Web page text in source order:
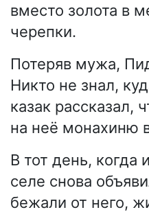
вместо золота в
черепки.
Потеряв мужа,
Никто не знал,
казак рассказал,
на неё монахиню
В тот день, когда
селе снова
бежали от него,